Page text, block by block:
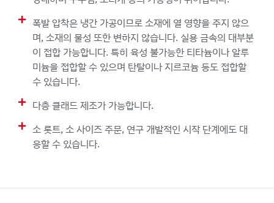
폭발 압착은 냉간 가공이므로 소재에 열 영향을 주지 않으
며, 소재의 물성 또한 변하지 않습니다. 실용 금속의 대부분
이 접합 가능합니다. 특히 육성 불가능한 티타늄이나 알루
미늄을 접합할 수 있으며 탄탈이나 지르코늄 등도 접합할
수 있습니다.
다층 클래드 제조가 가능합니다.
소 롯트, 소 사이즈 주문, 연구 개발적인 시작 단계에도 대
응할 수 있습니다.